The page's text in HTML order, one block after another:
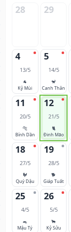
28 29
4
13/5
🐐
Kỷ Mùi
5
14/5
🐒
Canh Thân
11
20/5
🐅
Bính Dần
12
21/5
🐈
Đinh Mão
18
27/5
🐓
Quý Dậu
19
28/5
🐕
Giáp Tuất
25
4/5
🐀
Mậu Tý
26
5/5
🐂
Kỷ Sửu